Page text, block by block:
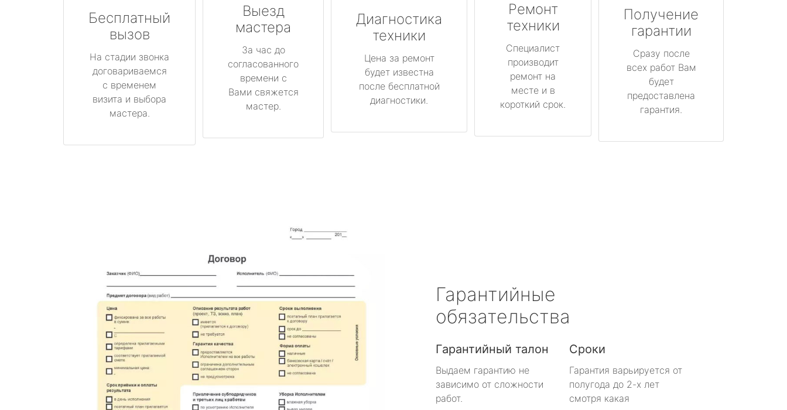
Бесплатный
вызов
На стадии звонка
договариваемся
с временем
визита и выбора
мастера.
Выезд
мастера
За час до
согласованного
времени с
Вами свяжется
мастер.
Диагностика
техники
Цена за ремонт
будет известна
после бесплатной
диагностики.
Ремонт
техники
Специалист
производит
ремонт на
месте и в
короткий срок.
Получение
гарантии
Сразу после
всех работ Вам
будет
предоставлена
гарантия.
Гарантийные
обязательства
Гарантийный талон
Выдаем гарантию не
зависимо от сложности
работ.
Сроки
Гарантия варьируется от
полугода до 2-х лет
смотря какая